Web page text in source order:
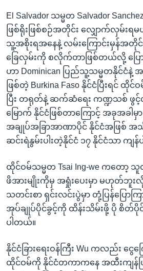
El Salvador သမ္မတ Salvador
ဖြစ်ရိုးဖြစ်စဉ်အတိုင်း လျှောက်လှမ်းရ
သူ့အစိုးရအနေနဲ့ လမ်းကြောင်းမှန်အတို
ခြေလှမ်းကို စလိုက်တာဖြစ်တယ်လို့ ပြော
ဟာ Dominican ပြည်သူ့သမ္မတနိုင်ငံနဲ့
ဖြစ်တဲ့ Burkina Faso နိုင်ငံပြီးရင်
ပြီး တရုတ်နဲ့ ဆက်ဆံရေး ကဏ္ဍသစ်
မြောက် နိုင်ငံဖြစ်တာကြောင့် အခုအခါ
အချုပ်အခြာအာဏာပိုင် နိုင်ငံအဖြစ်
ဆင်းရဲနွမ်းပါးတဲ့နိုင်ငံ ၁၇ နိုင်ငံသာ ကျ
ထိုင်ဝမ်သမ္မတ Tsai Ing-we ကတေ
ဖိအားမျိုးကိုမှ အရှုံးပေးမှာ မဟုတ်ဘူးလို့
သတင်းစာ ရှင်းလင်းပွဲမှာ တုံ့ပြန်ပြော
အုပ်ချုပ်ပိုင်ခွင့်ကို ထိန်းသိမ်းဖို့ ပို စိတ်ပို
ပါတယ်။
နိုင်ငံခြားရေးဝန်ကြီး Wu ကလည်း ငွေက
ထိုင်ဝမ်ကို နိုင်ငံတကာကနေ အထီးကျန်ဖ